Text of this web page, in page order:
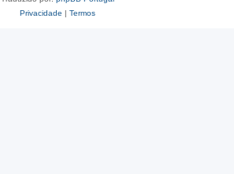
Privacidade | Termos